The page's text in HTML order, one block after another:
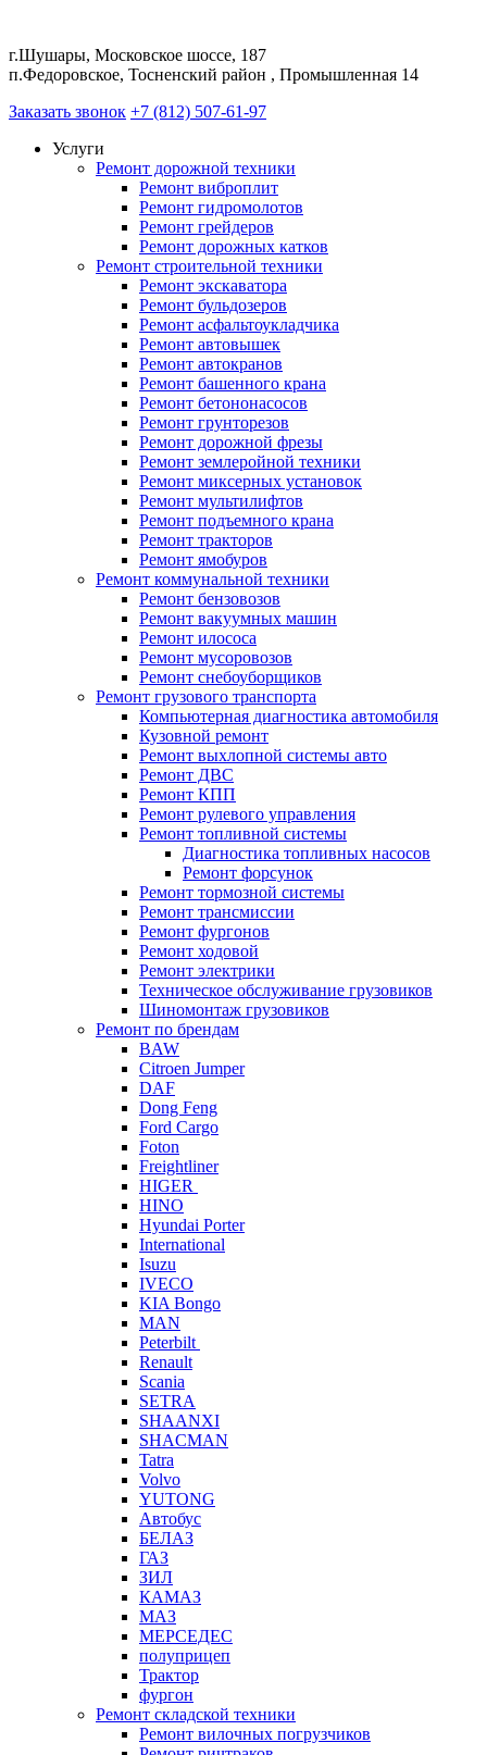
г.Шушары, Московское шоссе, 187
п.Федоровское, Тосненский район , Промышленная 14
Заказать звонок +7 (812) 507-61-97
Услуги
Ремонт дорожной техники
Ремонт виброплит
Ремонт гидромолотов
Ремонт грейдеров
Ремонт дорожных катков
Ремонт строительной техники
Ремонт экскаватора
Ремонт бульдозеров
Ремонт асфальтоукладчика
Ремонт автовышек
Ремонт автокранов
Ремонт башенного крана
Ремонт бетононасосов
Ремонт грунторезов
Ремонт дорожной фрезы
Ремонт землеройной техники
Ремонт миксерных установок
Ремонт мультилифтов
Ремонт подъемного крана
Ремонт тракторов
Ремонт ямобуров
Ремонт коммунальной техники
Ремонт бензовозов
Ремонт вакуумных машин
Ремонт илососа
Ремонт мусоровозов
Ремонт снебоуборщиков
Ремонт грузового транспорта
Компьютерная диагностика автомобиля
Кузовной ремонт
Ремонт выхлопной системы авто
Ремонт ДВС
Ремонт КПП
Ремонт рулевого управления
Ремонт топливной системы
Диагностика топливных насосов
Ремонт форсунок
Ремонт тормозной системы
Ремонт трансмиссии
Ремонт фургонов
Ремонт ходовой
Ремонт электрики
Техническое обслуживание грузовиков
Шиномонтаж грузовиков
Ремонт по брендам
BAW
Citroen Jumper
DAF
Dong Feng
Ford Cargo
Foton
Freightliner
HIGER
HINO
Hyundai Porter
International
Isuzu
IVECO
KIA Bongo
MAN
Peterbilt
Renault
Scania
SETRA
SHAANXI
SHACMAN
Tatra
Volvo
YUTONG
Автобус
БЕЛАЗ
ГАЗ
ЗИЛ
КАМАЗ
МАЗ
МЕРСЕДЕС
полуприцеп
Трактор
фургон
Ремонт складской техники
Ремонт вилочных погрузчиков